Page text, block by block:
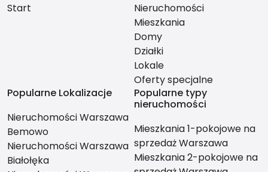
Start
Nieruchomości
Mieszkania
Domy
Działki
Lokale
Oferty specjalne
Popularne Lokalizacje
Nieruchomości Warszawa
Bemowo
Nieruchomości Warszawa
Białołęka
Popularne typy
nieruchomości
Mieszkania 1-pokojowe na
sprzedaż Warszawa
Mieszkania 2-pokojowe na